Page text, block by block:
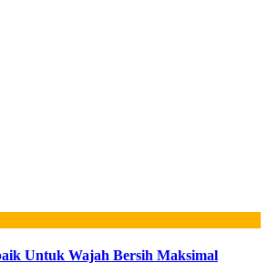
Untuk Wajah Bersih Maksimal